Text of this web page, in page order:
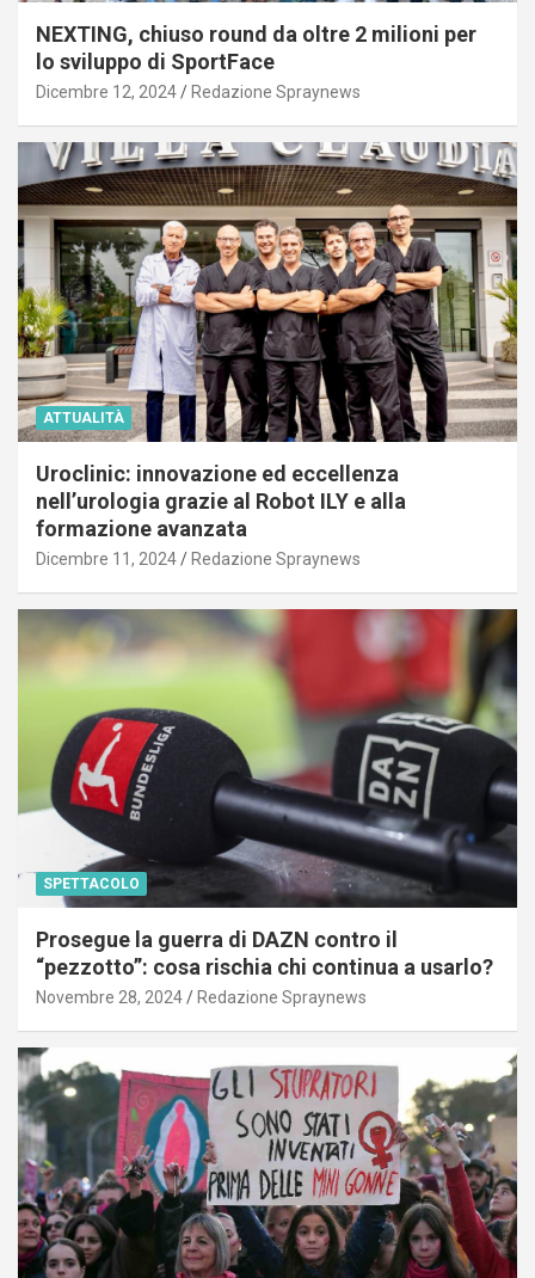
NEXTING, chiuso round da oltre 2 milioni per
lo sviluppo di SportFace
Dicembre 12, 2024 Redazione Spraynews
ATTUALITÀ
Uroclinic: innovazione ed eccellenza
nell’urologia grazie al Robot ILY e alla
formazione avanzata
Dicembre 11, 2024 Redazione Spraynews
SPETTACOLO
Prosegue la guerra di DAZN contro il
“pezzotto”: cosa rischia chi continua a usarlo?
Novembre 28, 2024 Redazione Spraynews